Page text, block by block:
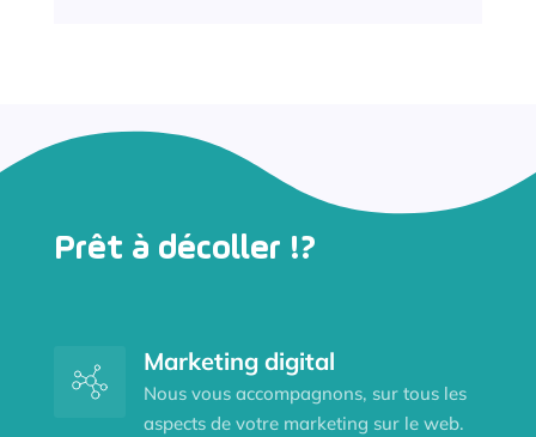
Prêt à décoller !?
Marketing digital
Nous vous accompagnons, sur tous les
aspects de votre marketing sur le web.